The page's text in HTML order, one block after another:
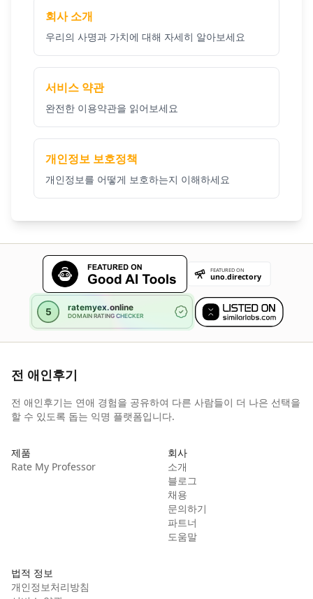
회사 소개
우리의 사명과 가치에 대해 자세히 알아보세요
서비스 약관
완전한 이용약관을 읽어보세요
개인정보 보호정책
개인정보를 어떻게 보호하는지 이해하세요
전 애인후기
전 애인후기는 연애 경험을 공유하여 다른 사람들이 더 나은 선택을
할 수 있도록 돕는 익명 플랫폼입니다.
제품
Rate My Professor
회사
소개
블로그
채용
문의하기
파트너
도움말
법적 정보
개인정보처리방침